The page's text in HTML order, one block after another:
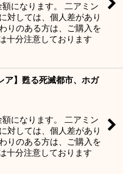
になります。 二アミン
対しては、個人差があり
りのある方は、ご購入を
十分注意しております
ア】甦る死滅都市、ホガ
になります。 二アミン
対しては、個人差があり
りのある方は、ご購入を
十分注意しております